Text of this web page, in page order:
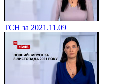
ТСН за 2021.11.09